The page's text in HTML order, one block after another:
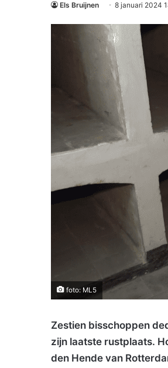
Els Bruijnen 8 januari 2024
foto: ML5
Zestien bisschoppen
zijn laatste rustplaats.
den Hende van